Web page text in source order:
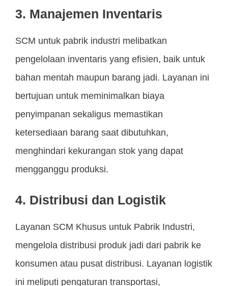
3. Manajemen Inventaris
SCM untuk pabrik industri melibatkan
pengelolaan inventaris yang efisien, baik untuk
bahan mentah maupun barang jadi. Layanan ini
bertujuan untuk meminimalkan biaya
penyimpanan sekaligus memastikan
ketersediaan barang saat dibutuhkan,
menghindari kekurangan stok yang dapat
mengganggu produksi.
4. Distribusi dan Logistik
Layanan SCM Khusus untuk Pabrik Industri,
mengelola distribusi produk jadi dari pabrik ke
konsumen atau pusat distribusi. Layanan logistik
ini meliputi pengaturan transportasi,